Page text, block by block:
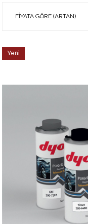
FIYATA GÖRE (ARTAN)
Yeni